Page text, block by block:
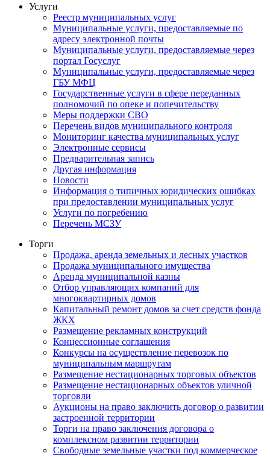
Услуги
Реестр муниципальных услуг
Муниципальные услуги, предоставляемые по
адресу электронной почты
Муниципальные услуги, предоставляемые через
портал Госуслуг
Муниципальные услуги, предоставляемые через
ГБУ МФЦ
Государственные услуги в сфере переданных
полномочий по опеке и попечительству
Меры поддержки СВО
Перечень видов муниципального контроля
Мониторинг качества муниципальных услуг
Электронные сервисы
Предварительная запись
Другая информация
Новости
Информация о типичных юридических ошибках
при предоставлении муниципальных услуг
Услуги по погребению
Перечень МСЗУ
Торги
Продажа, аренда земельных и лесных участков
Продажа муниципального имущества
Аренда муниципальной казны
Отбор управляющих компаний для
многоквартирных домов
Капитальный ремонт домов за счет средств фонда
ЖКХ
Размещение рекламных конструкций
Концессионные соглашения
Конкурсы на осуществление перевозок по
муниципальным маршрутам
Размещение нестационарных торговых объектов
Размещение нестационарных объектов уличной
торговли
Аукционы на право заключить договор о развитии
застроенной территории
Торги на право заключения договора о
комплексном развитии территории
Свободные земельные участки под коммерческое